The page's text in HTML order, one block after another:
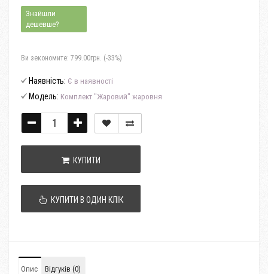
Знайшли
дешевше?
Ви зекономите: 799.00грн. (-33%)
Наявність: Є в наявності
Модель: Комплект "Жаровий" жаровня
КУПИТИ
КУПИТИ В ОДИН КЛІК
Опис Відгуків (0)